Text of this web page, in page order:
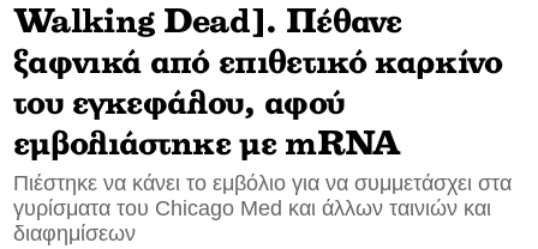
CONTACT
ADVERTISE
Walking Dead]. Πέθανε
ξαφνικά από επιθετικό καρκίνο
του εγκεφάλου, αφού
εμβολιάστηκε με mRNA
Πιέστηκε να κάνει τo εμβόλιο για να συμμετάσχει στα
γυρίσματα του Chicago Med και άλλων ταινιών και
διαφημίσεων